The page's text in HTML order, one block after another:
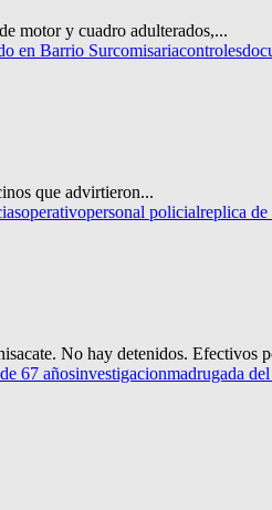
motor y cuadro adulterados,...
en Barrio Surcomisariacontroles
que advirtieron...
operativopersonal policialreplica de
No hay detenidos. Efectivos
67 añosinvestigacionmadrugada